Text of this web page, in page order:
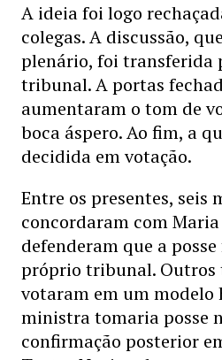
A ideia foi logo
colegas. A discussão,
plenário, foi transferida
tribunal. A portas
aumentaram o tom de
boca áspero. Ao fim, a
decidida em votação.
Entre os presentes, seis
concordaram com
defenderam que a
próprio tribunal. Outros
votaram em um modelo
ministra tomaria posse
confirmação posterior